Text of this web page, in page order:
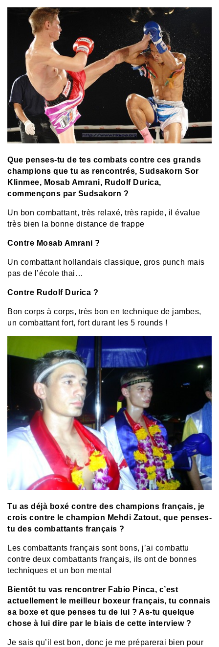
Que penses-tu de tes combats contre ces grands
champions que tu as rencontrés, Sudsakorn Sor
Klinmee, Mosab Amrani, Rudolf Durica,
commençons par Sudsakorn ?
Un bon combattant, très relaxé, très rapide, il évalue
très bien la bonne distance de frappe
Contre Mosab Amrani ?
Un combattant hollandais classique, gros punch mais
pas de l’école thai…
Contre Rudolf Durica ?
Bon corps à corps, très bon en technique de jambes,
un combattant fort, fort durant les 5 rounds !
Tu as déjà boxé contre des champions français, je
crois contre le champion Mehdi Zatout, que penses-
tu des combattants français ?
Les combattants français sont bons, j’ai combattu
contre deux combattants français, ils ont de bonnes
techniques et un bon mental
Bientôt tu vas rencontrer Fabio Pinca, c’est
actuellement le meilleur boxeur français, tu connais
sa boxe et que penses tu de lui ? As-tu quelque
chose à lui dire par le biais de cette interview ?
Je sais qu’il est bon, donc je me préparerai bien pour